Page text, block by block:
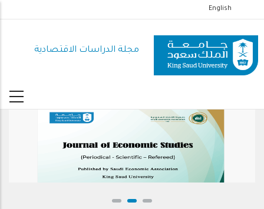
إلى
المحتوى
الرئيسي
English
مجلة الدراسات الاقتصادية